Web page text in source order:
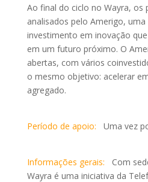
Ao final do ciclo no Wayra, os
analisados pelo Amerigo,
investimento em inovação
em um futuro próximo. O
abertas, com vários
o mesmo objetivo: acelerar
agregado.
Período de apoio: Uma vez
Informações gerais:
Com
Wayra é uma iniciativa da